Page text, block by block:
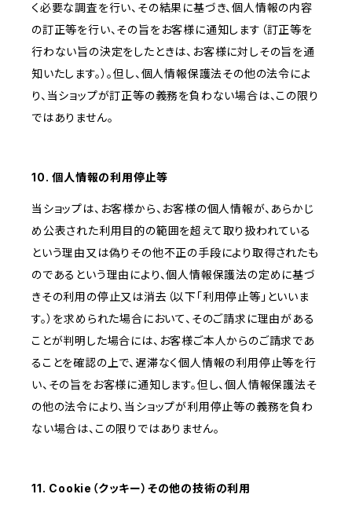
く必要な調査を行い、その結果に基づき、個人情報の内容
の訂正等を行い、その旨をお客様に通知します（訂正等を
行わない旨の決定をしたときは、お客様に対しその旨を通
知いたします。）。但し、個人情報保護法その他の法令によ
り、当ショップが訂正等の義務を負わない場合は、この限り
ではありません。
10. 個人情報の利用停止等
当ショップは、お客様から、お客様の個人情報が、あらかじ
め公表された利用目的の範囲を超えて取り扱われている
という理由又は偽りその他不正の手段により取得されたも
のであるという理由により、個人情報保護法の定めに基づ
きその利用の停止又は消去（以下「利用停止等」といいま
す。）を求められた場合において、そのご請求に理由がある
ことが判明した場合には、お客様ご本人からのご請求であ
ることを確認の上で、遅滞なく個人情報の利用停止等を行
い、その旨をお客様に通知します。但し、個人情報保護法そ
の他の法令により、当ショップが利用停止等の義務を負わ
ない場合は、この限りではありません。
11. Cookie（クッキー）その他の技術の利用